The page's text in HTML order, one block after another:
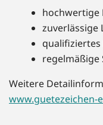
zuverlässige
qualifiziertes
regelmäßige
Weitere
www.guetezeichen-